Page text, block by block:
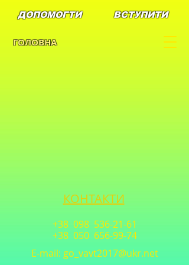
ГОЛОВНА
ДОПОМОГТИ ВСТУПИТИ
КОНТАКТИ
+38 098 536-21-61
+38 050 656-99-74
E-mail: go_vavt2017@ukr.net